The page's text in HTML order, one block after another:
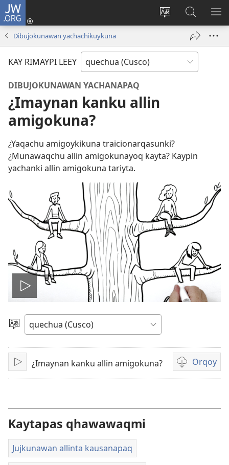
JW.ORG
Direccionpi
Sutiykiwan
jaykuy
nueva
JW.ORG
nisqapi
maskhay
Dibujokunawan yachachikuykuna
KAY RIMAYPI LEEY
DIBUJOKUNAWAN YACHANAPAQ
¿Imaynan kanku allin
amigokuna?
¿Yaqachu amigoykikuna traicionarqasunki?
¿Munawaqchu allin amigokunayoq kayta? Kaypin
yachanki allin amigokuna tariyta.
Reproducir
video
Rimasqayki
simita
akllanaykipaq
Qallariy¿Imaynan kanku allin amigokuna? Orqoy
Videopi
Kaytapas qhawawaqmi
Jujkunawan allinta kausanapaq